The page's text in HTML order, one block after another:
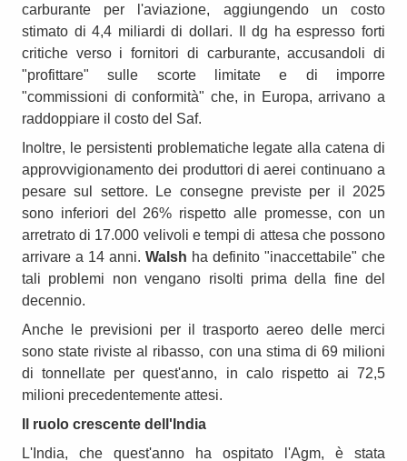
carburante per l'aviazione, aggiungendo un costo
stimato di 4,4 miliardi di dollari. Il dg ha espresso forti
critiche verso i fornitori di carburante, accusandoli di
"profittare" sulle scorte limitate e di imporre
"commissioni di conformità" che, in Europa, arrivano a
raddoppiare il costo del Saf.
Inoltre, le persistenti problematiche legate alla catena di
approvvigionamento dei produttori di aerei continuano a
pesare sul settore. Le consegne previste per il 2025
sono inferiori del 26% rispetto alle promesse, con un
arretrato di 17.000 velivoli e tempi di attesa che possono
arrivare a 14 anni. Walsh ha definito "inaccettabile" che
tali problemi non vengano risolti prima della fine del
decennio.
Anche le previsioni per il trasporto aereo delle merci
sono state riviste al ribasso, con una stima di 69 milioni
di tonnellate per quest'anno, in calo rispetto ai 72,5
milioni precedentemente attesi.
Il ruolo crescente dell'India
L'India, che quest'anno ha ospitato l'Agm, è stata